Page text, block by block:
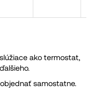
ako termostat,
samostatne.